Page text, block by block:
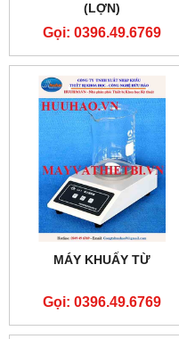
(LỢN)
Gọi: 0396.49.6769
MÁY KHUẤY TỪ
Gọi: 0396.49.6769